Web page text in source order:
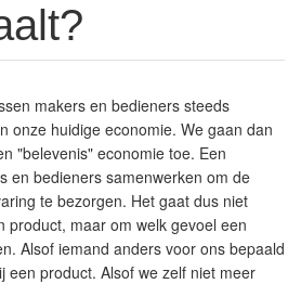
makers en bedieners steeds
onze huidige economie. We gaan dan
"belevenis" economie toe. Een
en bedieners samenwerken om de
te bezorgen. Het gaat dus niet
product, maar om welk gevoel een
Alsof iemand anders voor ons bepaald
een product. Alsof we zelf niet meer